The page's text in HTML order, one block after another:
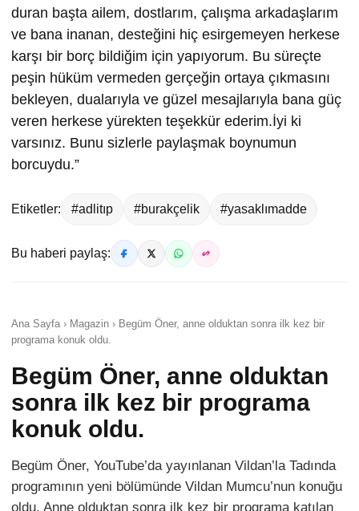
duran başta ailem, dostlarım, çalışma arkadaşlarım
ve bana inanan, desteğini hiç esirgemeyen herkese
karşı bir borç bildiğim için yapıyorum. Bu süreçte
peşin hüküm vermeden gerçeğin ortaya çıkmasını
bekleyen, dualarıyla ve güzel mesajlarıyla bana güç
veren herkese yürekten teşekkür ederim.İyi ki
varsınız. Bunu sizlerle paylaşmak boynumun
borcuydu.”
Etiketler: #adlitıp #burakçelik #yasaklımadde
Bu haberi paylaş:
Ana Sayfa › Magazin › Begüm Öner, anne olduktan sonra ilk kez bir
programa konuk oldu.
Begüm Öner, anne olduktan
sonra ilk kez bir programa
konuk oldu.
Begüm Öner, YouTube’da yayınlanan Vildan’la Tadında
programının yeni bölümünde Vildan Mumcu’nun konuğu
oldu. Anne olduktan sonra ilk kez bir programa katılan